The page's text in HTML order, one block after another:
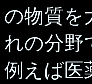
の物質を
れの分野
例えば医